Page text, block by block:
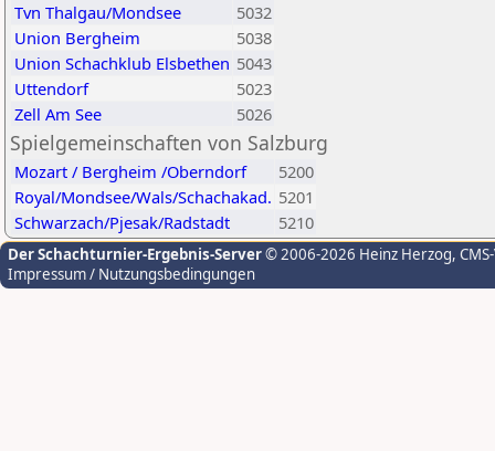
Tvn Thalgau/Mondsee
5032
Union Bergheim
5038
Union Schachklub Elsbethen 5043
Uttendorf
5023
Zell Am See
5026
Spielgemeinschaften von Salzburg
Mozart / Bergheim /Oberndorf
5200
Royal/Mondsee/Wals/Schachakad. 5201
Schwarzach/Pjesak/Radstadt
5210
Der Schachturnier-Ergebnis-Server© 2006-2026 Heinz Herzog,
Impressum / Nutzungsbedingungen